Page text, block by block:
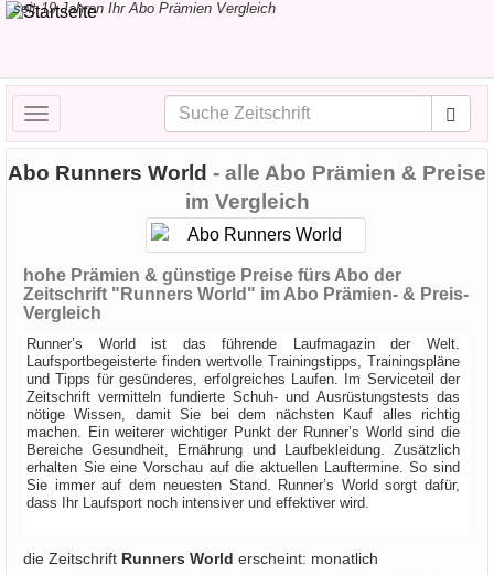
seit 19 Jahren Ihr Abo Prämien Vergleich
Toggle
navigation
Abo Runners World - alle Abo Prämien & Preise
im Vergleich
hohe Prämien & günstige Preise fürs Abo der
Zeitschrift "Runners World" im Abo Prämien- & Preis-
Vergleich
Runner’s World ist das führende Laufmagazin der Welt.
Laufsportbegeisterte finden wertvolle Trainingstipps, Trainingspläne
und Tipps für gesünderes, erfolgreiches Laufen. Im Serviceteil der
Zeitschrift vermitteln fundierte Schuh- und Ausrüstungstests das
nötige Wissen, damit Sie bei dem nächsten Kauf alles richtig
machen. Ein weiterer wichtiger Punkt der Runner’s World sind die
Bereiche Gesundheit, Ernährung und Laufbekleidung. Zusätzlich
erhalten Sie eine Vorschau auf die aktuellen Lauftermine. So sind
Sie immer auf dem neuesten Stand. Runner’s World sorgt dafür,
dass Ihr Laufsport noch intensiver und effektiver wird.
die Zeitschrift Runners World erscheint: monatlich